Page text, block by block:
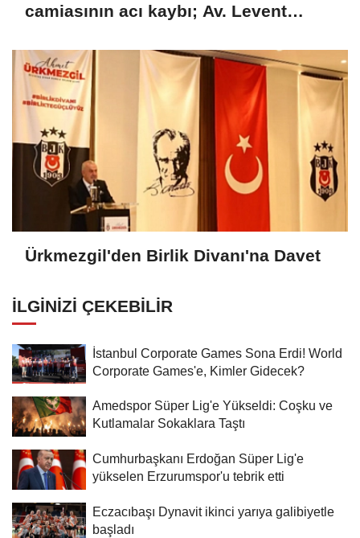
camiasının acı kaybı; Av. Levent
Ürkmezgil'den Birlik Divanı'na Davet
İLGINIZI ÇEKEBILIR
İstanbul Corporate Games Sona Erdi! World
Corporate Games'e, Kimler Gidecek?
Amedspor Süper Lig'e Yükseldi: Coşku ve
Kutlamalar Sokaklara Taştı
Cumhurbaşkanı Erdoğan Süper Lig'e
yükselen Erzurumspor'u tebrik etti
Eczacıbaşı Dynavit ikinci yarıya galibiyetle
başladı